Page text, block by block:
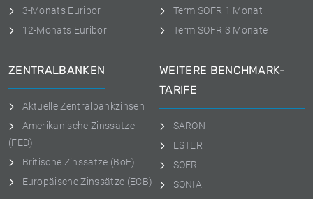
3-Monats Euribor
12-Monats Euribor
Term SOFR 1 Monat
Term SOFR 3 Monate
ZENTRALBANKEN
Aktuelle Zentralbankzinsen
Amerikanische Zinssätze
(FED)
Britische Zinssätze (BoE)
Europäische Zinssätze (ECB)
WEITERE BENCHMARK-
TARIFE
SARON
ESTER
SOFR
SONIA